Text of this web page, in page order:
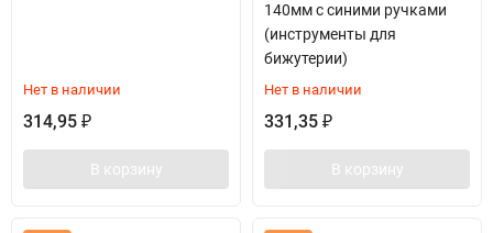
Нет в наличии
314,95 ₽
В корзину
140мм с синими ручками
(инструменты для
бижутерии)
Нет в наличии
331,35 ₽
В корзину